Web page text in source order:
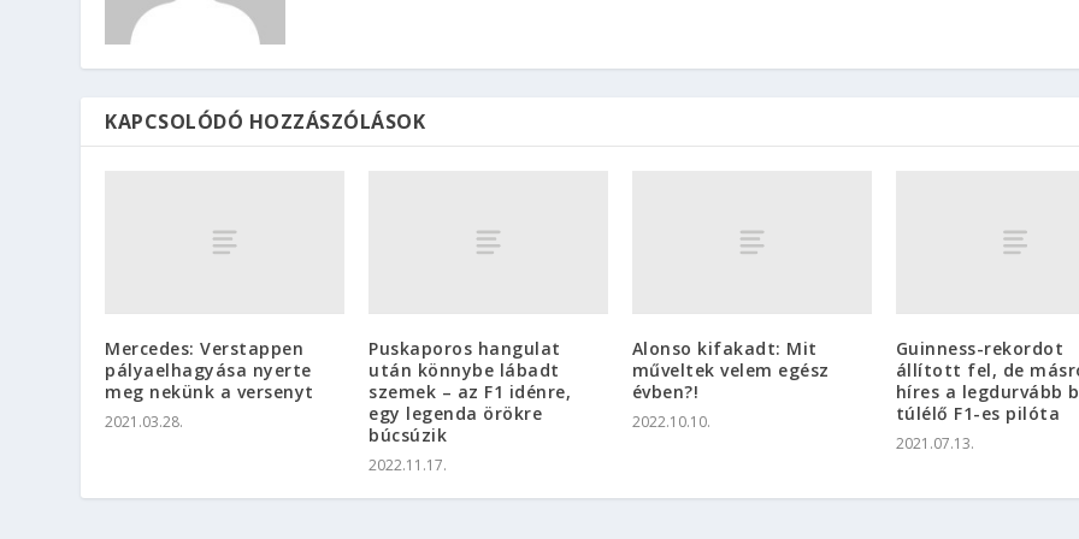
KAPCSOLÓDÓ HOZZÁSZÓLÁSOK
Mercedes: Verstappen
pályaelhagyása nyerte
meg nekünk a versenyt
2021.03.28.
Puskaporos hangulat
után könnybe lábadt
szemek – az F1 idénre,
egy legenda örökre
búcsúzik
2022.11.17.
Alonso kifakadt: Mit
műveltek velem egész
évben?!
2022.10.10.
Guinness-rekordot
állított fel, de
híres a legdurvább
túlélő F1-es pilóta
2021.07.13.